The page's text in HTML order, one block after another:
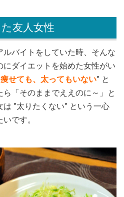
友人女性
バイトをしていた時、そんな
ダイエットを始めた女性がい
痩せても、太ってもいない” と
「そのままでええのに～」と
”太りたくない” という一心
です。